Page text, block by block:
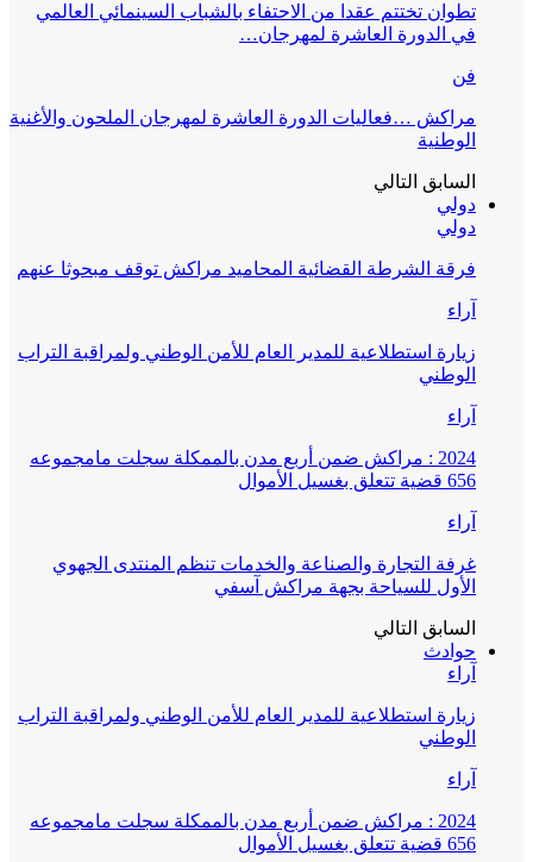
تطوان تختتم عقدا من الاحتفاء بالشباب السينمائي العالمي
في الدورة العاشرة لمهرجان…
فن
مراكش …فعاليات الدورة العاشرة لمهرجان الملحون والأغنية
الوطنية
السابق التالي
دولي
دولي
فرقة الشرطة القضائية المحاميد مراكش توقف مبحوثا عنهم
آراء
زيارة استطلاعية للمدير العام للأمن الوطني ولمراقبة التراب
الوطني
آراء
2024 : مراكش ضمن أربع مدن بالممكلة سجلت مامجموعه
656 قضية تتعلق بغسيل الأموال
آراء
غرفة التجارة والصناعة والخدمات تنظم المنتدى الجهوي
الأول للسياحة بجهة مراكش آسفي
السابق التالي
حوادث
آراء
زيارة استطلاعية للمدير العام للأمن الوطني ولمراقبة التراب
الوطني
آراء
2024 : مراكش ضمن أربع مدن بالممكلة سجلت مامجموعه
656 قضية تتعلق بغسيل الأموال